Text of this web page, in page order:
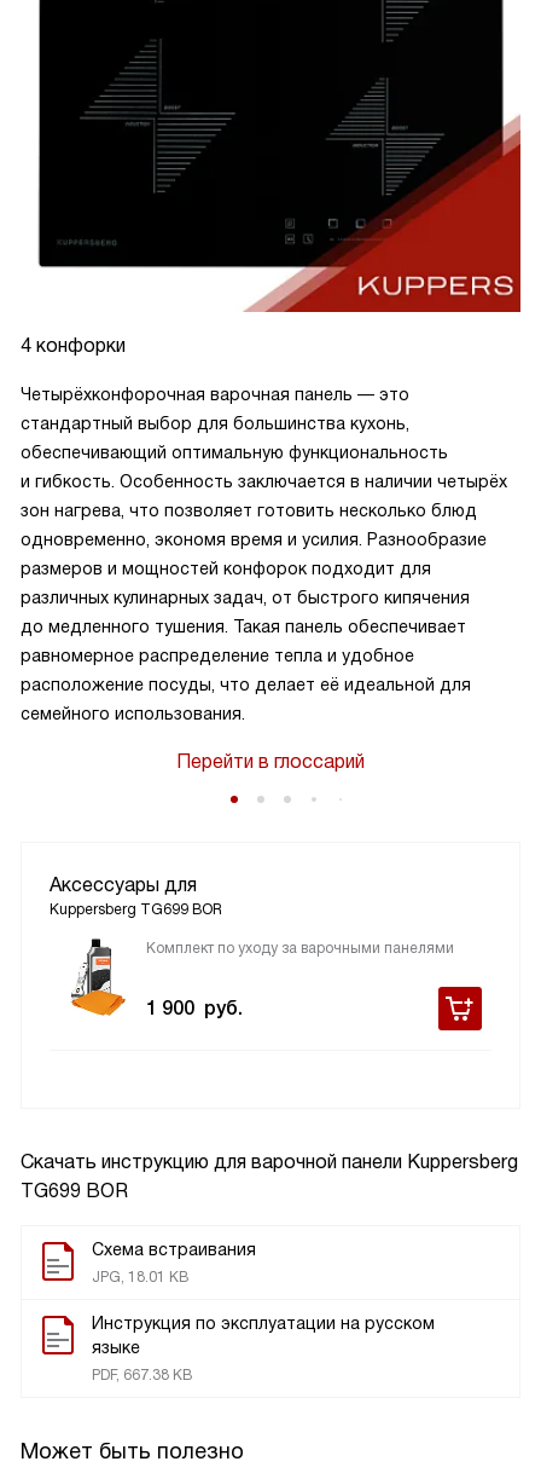
Скачать инструкцию для варочной панели Kuppersberg
TG699 BOR
Схема встраивания
JPG, 18.01 KB
Инструкция по эксплуатации на русском
языке
PDF, 667.38 KB
Может быть полезно
4 конфорки
Четырёхконфорочная варочная панель — это
стандартный выбор для большинства кухонь,
обеспечивающий оптимальную функциональность
и гибкость. Особенность заключается в наличии четырёх
зон нагрева, что позволяет готовить несколько блюд
одновременно, экономя время и усилия. Разнообразие
размеров и мощностей конфорок подходит для
различных кулинарных задач, от быстрого кипячения
до медленного тушения. Такая панель обеспечивает
равномерное распределение тепла и удобное
расположение посуды, что делает её идеальной для
семейного использования.
Перейти в глоссарий
Аксессуары для
Kuppersberg TG699 BOR
Комплект по уходу за варочными панелями
1 900 руб.